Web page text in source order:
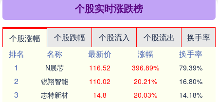
个股实时涨跌榜
个股涨幅 个股跌幅 个股流入 个股流出
换手率
排名
名称 最新价 涨幅
换手率
1
N展芯 116.52 396.89% 79.39%
2 锐翔智能 110.02 20.21% 16.80%
3 志特新材 14.8 20.03% 14.18%